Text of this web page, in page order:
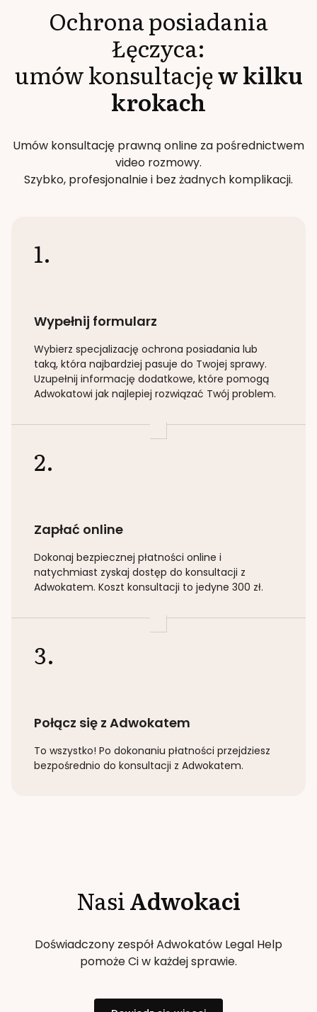
Ochrona posiadania
Łęczyca:
umów konsultacjęw kilku
krokach
Umów konsultację prawną online za pośrednictwem
video rozmowy.
Szybko, profesjonalnie i bez żadnych komplikacji.
1.
Wypełnij formularz
Wybierz specjalizację ochrona posiadania lub
taką, która najbardziej pasuje do Twojej sprawy.
Uzupełnij informację dodatkowe, które pomogą
Adwokatowi jak najlepiej rozwiązać Twój problem.
2.
Zapłać online
Dokonaj bezpiecznej płatności online i
natychmiast zyskaj dostęp do konsultacji z
Adwokatem. Koszt konsultacji to jedyne 300 zł.
3.
Połącz się z Adwokatem
To wszystko! Po dokonaniu płatności przejdziesz
bezpośrednio do konsultacji z Adwokatem.
NasiAdwokaci
Doświadczony zespół Adwokatów Legal Help
pomoże Ci w każdej sprawie.